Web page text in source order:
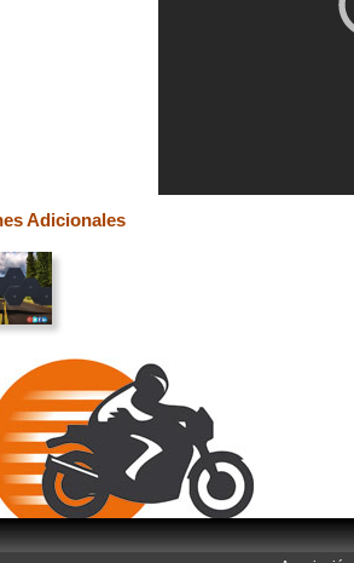
Adicionales